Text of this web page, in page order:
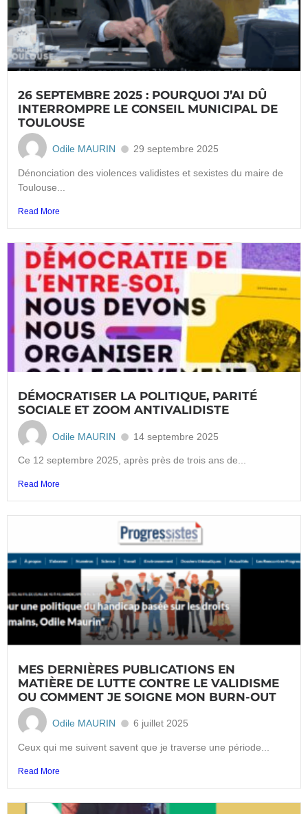
26 SEPTEMBRE 2025 : POURQUOI J’AI DÛ
INTERROMPRE LE CONSEIL MUNICIPAL DE
TOULOUSE
Odile MAURIN 29 septembre 2025
Dénonciation des violences validistes et sexistes du maire de
Toulouse...
Read More
DÉMOCRATISER LA POLITIQUE, PARITÉ
SOCIALE ET ZOOM ANTIVALIDISTE
Odile MAURIN 14 septembre 2025
Ce 12 septembre 2025, après près de trois ans de...
Read More
MES DERNIÈRES PUBLICATIONS EN
MATIÈRE DE LUTTE CONTRE LE VALIDISME
OU COMMENT JE SOIGNE MON BURN-OUT
Odile MAURIN 6 juillet 2025
Ceux qui me suivent savent que je traverse une période...
Read More